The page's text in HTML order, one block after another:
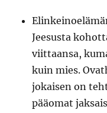
Jeesusta
viittaansa,
kuin mies.
jokaisen on
pääomat